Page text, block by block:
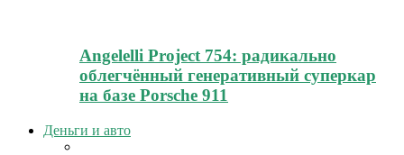
Angelelli Project 754: радикально
облегчённый генеративный суперкар
на базе Porsche 911
Деньги и авто